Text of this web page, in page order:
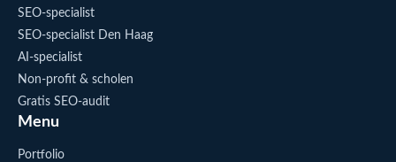
SEO-specialist
SEO-specialist Den Haag
AI-specialist
Non-profit & scholen
Gratis SEO-audit
Menu
Portfolio